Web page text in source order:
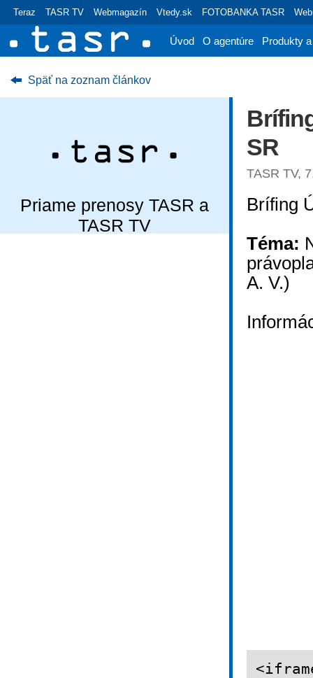
Teraz TASR TV Webmagazín Vtedy.sk FOTOBANKA TASR
Úvod O agentúre Produkty
Späť na zoznam článkov
Priame prenosy TASR a
TASR TV
SR
TASR TV,
Brífing
Téma:
A. V.)